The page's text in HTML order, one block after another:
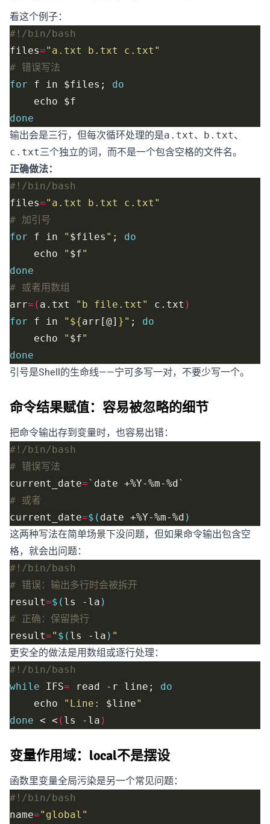
看这个例子：
files="a.txt b.txt c.txt"
# 错误写法
for f in $files; do
done
输出会是三行，但每次循环处理的是a.txt、 b.txt、
c.txt三个独立的词，而不是一个包含空格的文件名。
正确做法：
files="a.txt b.txt c.txt"
# 加引号
for f in " $files " ; do
    echo
" $f"
done
# 或者用数组
arr=( a.txt "b file.txt" c.txt )
for f in " ${arr[@] } " ; do
    echo
" $f"
done
引号是Shell的生命线——宁可多写一对，不要少写一个。
命令结果赋值：容易被忽略的细节
把命令输出存到变量时，也容易出错：
# 错误写法
current_date=` date +%Y-%m-%d`
# 或者
current_date=$( date +%Y-%m-%d )
这两种写法在简单场景下没问题，但如果命令输出包含空
格，就会出问题：
# 错误：输出多行时会被拆开
result=$( ls -la )
# 正确：保留换行
result=" $( ls -la ) "
更安全的做法是用数组或逐行处理：
while IFS= read -r line; do
    echo
"Line: $line"
done < < ( ls -la )
变量作用域：local不是摆设
函数里变量全局污染是另一个常见问题：
name="global"